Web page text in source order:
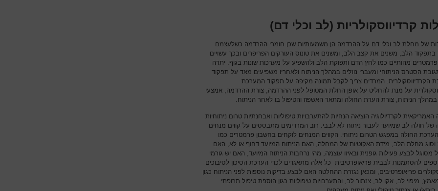
קרדיווסקולריות (לב וכלי דם)
של מחלת לב וכלי דם על ההרדמה הן משמעותיות שכן חומרי ההרדמה כשלעצמם
בתפקוד הלב, משנים את קצב הלב, ומשנים את טונוס העורקים הפריפרים ובכך עשויים
מהותיים כמו לחץ הדם ותפוקת הלב ולהשפיע על מערכות שונות בגוף. יתרה
הסטרס הניתוחי ומעברי נוזלים במהלך הניתוח ולאחריו משפיעים מאד על תפקוד
הקרדיווסקולרית. המרדים צריך לקבל תמונה מקיפה על תפקוד המערכת
על מנת להחליט על אופן החלת המטופל לפני ההרדמה, צורת ההרדמה, אמצעי
במהלך הניתוח, צורת הערת החולה ומתאר האשפוז והטיפול בו לאחר הניתוח.
לקרדיולוגיה הוציאה הנחיות להתערבויות טיפוליות ואבחנתיות טרום ניתוחיות
של חולה לב שמיועד לעבור ניתוח לא לבבי. רוב המרדימים מתבססים על קווים מנחים
החולה במפגש הטרום ניתוחי. הקווים המנחים לוקחים בחשבון פרמטרים כמו
וסוג מחלת הלב, מידת האקוטיות של המחלה, האם הניתוח המיועד דחוף או לא, האם
מסוגל לבצע פעילות גופנית ובאיזו עוצמה, מהי נרחבות הניתוח המיועד, האם יש גורמי
להסתמנות לבבית פריאופרטיבית- כל אלה מתאגדים לכדי הערכת הסיכון לסיבוכים
פריאופרטיבים, ומכאן נגזרת ההחלטה האם לבצע בדיקות נוספות לפני הניתוח כגון
מיפוי לב, אקו לב, צנתור לב, והתערבויות טיפוליות כגון הוספת טיפול תרופתי